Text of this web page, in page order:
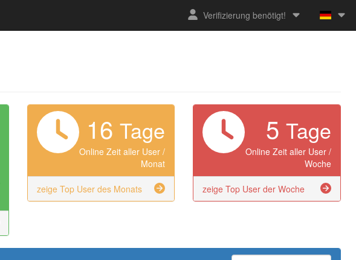
Verifizierung benötigt!
16Tage
Online Zeit aller User /
Monat
zeige Top User des Monats
5 Tage
Online Zeit aller User /
Woche
zeige Top User der Woche